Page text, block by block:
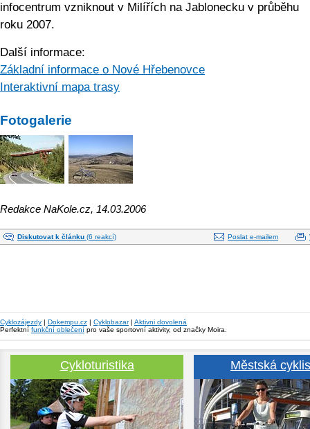
infocentrum vzniknout v Milířích na Jablonecku v průběhu
roku 2007.
Další informace:
Základní informace o Nové Hřebenovce
Interaktivní mapa trasy
Fotogalerie
Redakce NaKole.cz, 14.03.2006
Diskutovat k článku (6 reakcí) Poslat e-mailem
Cyklozájezdy | Dokempu.cz | Cyklobazar| Aktivni dovolená
Perfektní funkční oblečení pro vaše sportovní aktivity, od značky Moira.
Cykloturistika Městská